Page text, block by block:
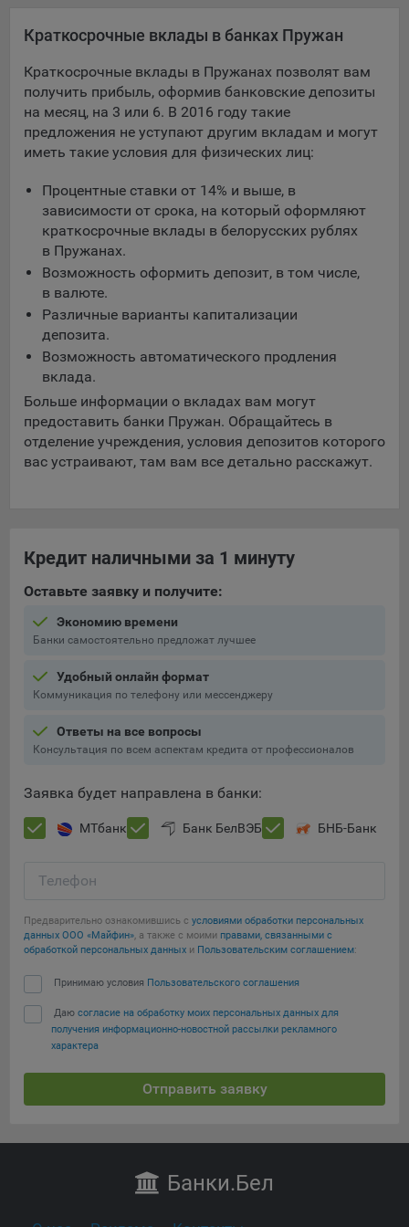
сервис показа контекстной рекламы. Адрес: Yandex
Google Ads - сервис показа контекстной рекламы,
предоставляемый компанией Google Ireland Ltd, Gordon
House Barrow Street Dublin 4, D04E5W5 Ireland.
Сохранить по умолчанию
Краткосрочные вклады в банках Пружан
Краткосрочные вклады в Пружанах позволят вам
получить прибыль, оформив банковские депозиты
на месяц, на 3 или 6. В 2016 году такие
предложения не уступают другим вкладам и могут
иметь такие условия для физических лиц:
Процентные ставки от 14% и выше, в
зависимости от срока, на который оформляют
краткосрочные вклады в белорусских рублях
в Пружанах.
Возможность оформить депозит, в том числе,
в валюте.
Различные варианты капитализации
депозита.
Возможность автоматического продления
вклада.
Больше информации о вкладах вам могут
предоставить банки Пружан. Обращайтесь в
отделение учреждения, условия депозитов которого
вас устраивают, там вам все детально расскажут.
Кредит наличными за 1 минуту
Оставьте заявку и получите:
Экономию времени
Банки самостоятельно предложат лучшее
Удобный онлайн формат
Коммуникация по телефону или мессенджеру
Ответы на все вопросы
Консультация по всем аспектам кредита от профессионалов
Заявка будет направлена в банки:
МТбанк Банк БелВЭБ БНБ-Банк
Телефон
Предварительно ознакомившись с условиями обработки персональных
данных ООО «Майфин», а также с моими правами, связанными с
обработкой персональных данных и Пользовательским соглашением:
Принимаю условия Пользовательского соглашения
Даю согласие на обработку моих персональных данных для
получения информационно-новостной рассылки рекламного
характера
Отправить заявку
Банки.Бел